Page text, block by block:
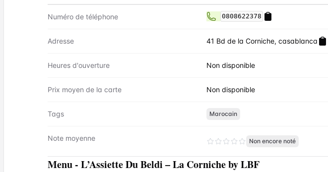
Contact L’Assiette Du Beldi – La Corniche by LBF
Numéro de téléphone 0808622378
Adresse 41 Bd de la Corniche, casablanca
Heures d'ouverture Non disponible
Prix moyen de la carte Non disponible
Tags Marocain
Note moyenne Non encore noté
Menu- L’Assiette Du Beldi – La Corniche by LBF